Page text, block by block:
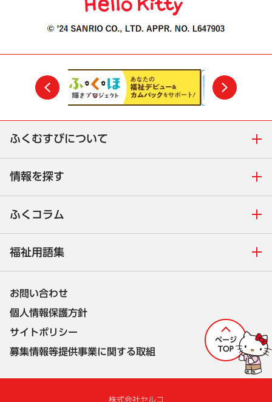
前
ふくむすびについて
情報を探す
ふくコラム
福祉用語集
お問い合わせ
個人情報保護方針
サイトポリシー
募集情報等提供事業に関する取組
株式会社セルコ